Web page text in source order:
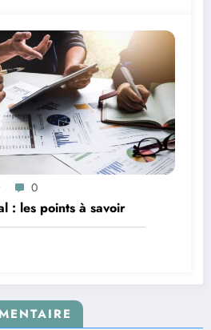
0
: les points à savoir